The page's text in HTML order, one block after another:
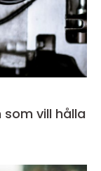
som vill hålla